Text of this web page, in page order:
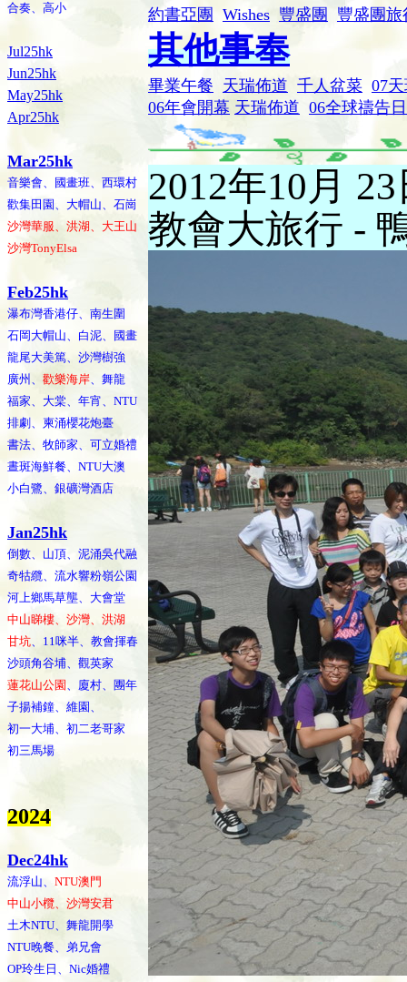
合奏、高小
Jul25hk
Jun25hk
May25hk
Apr25hk
Mar25hk
音樂會、國畫班、西環村
歡集田園、大帽山、石崗
沙灣華服、洪湖、大王山
沙灣TonyElsa
Feb25hk
瀑布灣香港仔、南生圍
石岡大帽山、白泥、國畫
龍尾大美篤、沙灣樹強
廣州、 歡樂海岸、舞龍
福家、大棠、年宵、NTU
排劇、柬涌櫻花炮臺
書法、牧師家、可立婚禮
晝斑海鮮餐、NTU大澳
小白鷺、銀礦灣酒店
Jan25hk
倒數、山頂、泥涌吳代融
奇牯纜、流水響粉嶺公園
河上鄉馬草壟、大會堂
中山睇樓、沙灣、洪湖
甘坑、11咪半、教會揮春
沙頭角谷埔、觀英家
蓮花山公園 、廈村、團年
子揚補鐘、維園、
初一大埔、初二老哥家
初三馬場
2024
Dec24hk
流浮山、 NTU澳門
中山小欖、沙灣安君
土木NTU、舞龍開學
NTU晚餐、弟兄會
OP玲生日、Nic婚禮
約書亞團 Wishes 豐盛團 豐盛團旅
其他事奉
畢業午餐 天瑞佈道 千人盆菜 07
06年會開幕 天瑞佈道 06全球禱告日
2012年10月 23
教會大旅行 -